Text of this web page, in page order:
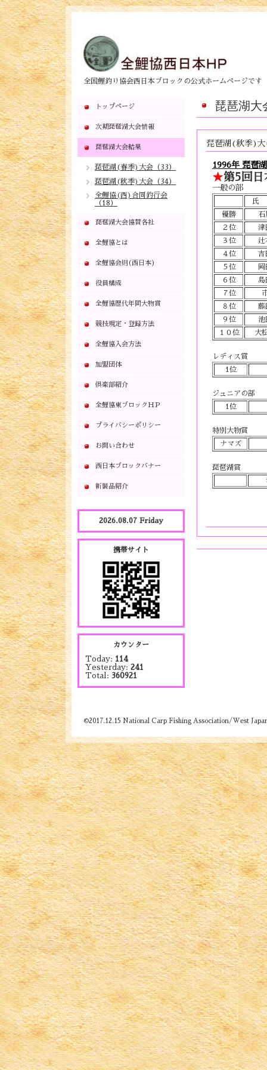
全国鯉釣り協会西日本ブロックの公式ホームページです
琵琶湖大
琵琶湖(秋季)大
1996年 琵琶
★第5回
一般の部
優勝
石
２位
津
３位
辻
４位
吉
５位
６位
島
７位
８位
藤
９位
池
１０位
大
レディス賞
1位
ジュニアの部
1位
特別大物賞
ナマズ
琵琶湖賞
トップページ
次期琵琶湖大会情報
琵琶湖大会結果
琵琶湖(春季)大会（33）
琵琶湖(秋季)大会（34）
全鯉協(西)合同釣行会
（18）
琵琶湖大会協賛各社
全鯉協とは
全鯉協会則(西日本)
役員構成
全鯉協歴代年間大物賞
競技規定・登録方法
全鯉協入会方法
加盟団体
倶楽部紹介
全鯉協東ブロックＨＰ
プライバシーポリシー
お問い合わせ
西日本ブロックバナー
新製品紹介
2026.08.07 Friday
携帯サイト
カウンター
Today: 114
Yesterday: 241
Total: 360921
©2017.12.15 National Carp Fishing Association/West